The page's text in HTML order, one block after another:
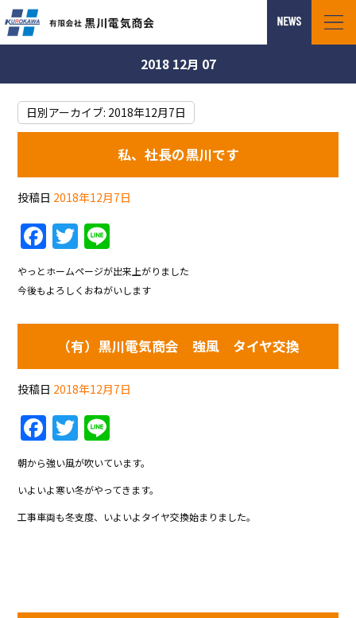
2018 12月 07
日別アーカイブ: 2018年12月7日
私、社長の黒川です
投稿日 2018年12月7日
F
a
c
o
o
k
T
w
itt
n
e
やっとホームページが出来上がりました
今後もよろしくおねがいします
（有）黒川電気商会 強風 タイヤ交換
投稿日 2018年12月7日
F
a
c
e
b
k
T
w
itt
er
n
e
朝から強い風が吹いています。
いよいよ寒い冬がやってきます。
工事車両も冬支度、いよいよタイヤ交換始まりました。